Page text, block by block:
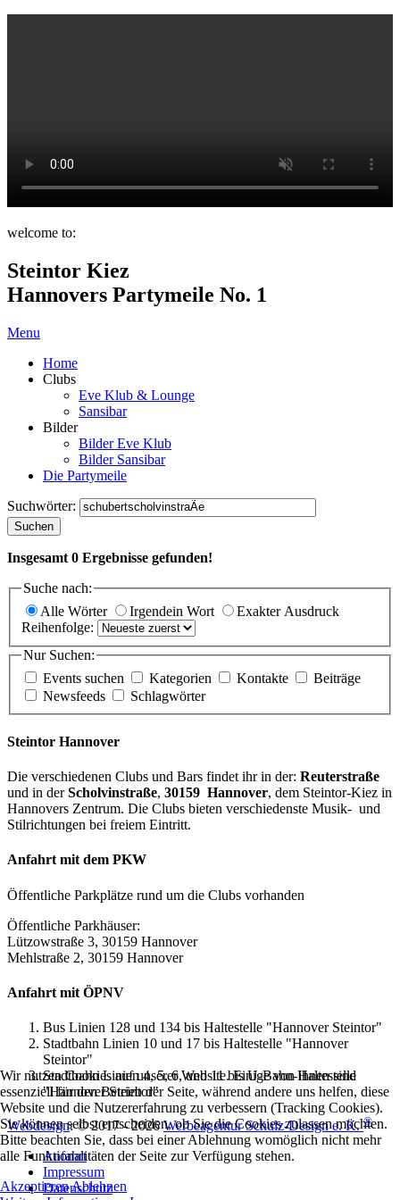
welcome to:
Steintor Kiez
Hannovers Partymeile No. 1
Menu
Home
Clubs
Eve Klub & Lounge
Sansibar
Bilder
Bilder Eve Klub
Bilder Sansibar
Die Partymeile
Suchwörter:
Suchen
Insgesamt 0 Ergebnisse gefunden!
Suche nach:
Alle Wörter
Irgendein Wort
Exakter Ausdruck
Reihenfolge:
Nur Suchen:
Events suchen
Kategorien Kontakte
Beiträge
Newsfeeds
Schlagwörter
Steintor Hannover
Die verschiedenen Clubs und Bars findet ihr in der: Reuterstraße
und in derScholvinstraße, 30159 Hannover, dem Steintor-Kiez in
Hannovers Zentrum. Die Clubs bieten verschiedenste Musik- und
Stilrichtungen bei freiem Eintritt.
Anfahrt mit dem PKW
Öffentliche Parkplätze rund um die Clubs vorhanden
Öffentliche Parkhäuser:
Lützowstraße 3, 30159 Hannover
Mehlstraße 2, 30159 Hannover
Anfahrt mit ÖPNV
Bus Linien 128 und 134 bis Haltestelle "Hannover Steintor"
Stadtbahn Linien 10 und 17 bis Haltestelle "Hannover
Steintor"
Stadtbahn Linien 4, 5, 6, und 11 bis U-Bahn-Haltestelle
"Hannover Steintor"
Webdesign: © 2017 - 2026Werbeagentur Schulz-Design e. K.®
Anfahrt
Impressum
Datenschutz
Wir nutzen Cookies auf unserer Website. Einige von ihnen sind
essenziell für den Betrieb der Seite, während andere uns helfen, diese
Website und die Nutzererfahrung zu verbessern (Tracking Cookies).
Sie können selbst entscheiden, ob Sie die Cookies zulassen möchten.
Bitte beachten Sie, dass bei einer Ablehnung womöglich nicht mehr
alle Funktionalitäten der Seite zur Verfügung stehen.
AkzeptierenAblehnen